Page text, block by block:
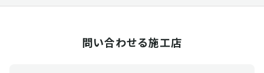
問い合わせる施工店